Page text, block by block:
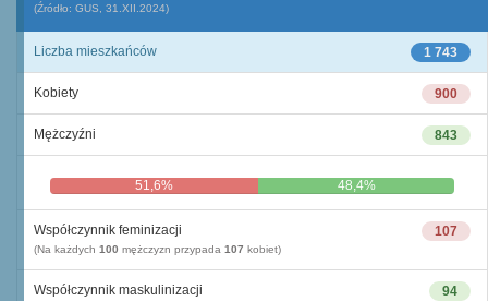
(Źródło: GUS, 31.XII.2024)
1 743
Liczba mieszkańców
900
Kobiety
843
Mężczyźni
51,6% 48,4%
107
Współczynnik feminizacji
(Na każdych 100 mężczyzn przypada 107 kobiet)
94
Współczynnik maskulinizacji